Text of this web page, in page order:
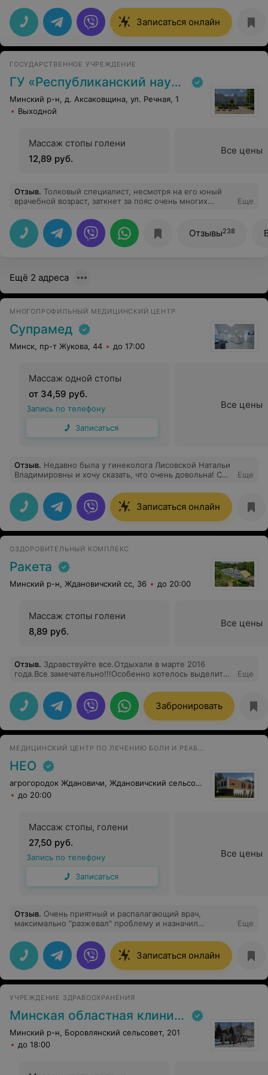
Платин, пока не вижу альтернативы. Мастер Виктория
профессионал высокого уровня, терпеливый и
кропотливый специалист, спасибо ей за внимание и
мастерство.
Записаться онлайн
ГОСУДАРСТВЕННОЕ УЧРЕЖДЕНИЕ
ГУ «Республиканский научно-практический центр медицинской экспертизы и реабилитаци»
Минский р-н, д. Аксаковщина, ул. Речная, 1
Выходной
Массаж стопы голени
12,89 руб.
Все цены
Отзыв. Толковый специалист, несмотря на его юный
врачебной возраст, заткнет за пояс очень многих
проводя всякие тесты. В итоге проблема в
тазобедренном суставе, и боль в колене пропала. Хотя
казалось бы, болит в колене, а проблема в тазу.
Однозначно рекомендую
Еще
Отзывы238
Ещё 2 адреса
МНОГОПРОФИЛЬНЫЙ МЕДИЦИНСКИЙ ЦЕНТР
Супрамед
Минск, пр-т Жукова, 44 до 17:00
Массаж одной стопы
от 34,59 руб.
Запись по телефону
Записаться
Все цены
Отзыв. Недавно была у гинеколога Лисовской Натальи
Владимировны и хочу сказать, что очень довольна! С
чувствовала себя комфортно и спокойно. Наталья
Владимировна внимательно выслушала все мои
вопросы и сразу же объяснила, как будет проходить
установка спирали. Доктор была очень
профессиональной и доброжелательной, что, конечно,
несколько полезных советов и ответила на все мои
вопросы. Огромное спасибо Лисовской за её заботу и
профессионализм.
Еще
Записаться онлайн
ОЗДОРОВИТЕЛЬНЫЙ КОМПЛЕКС
Ракета
Минский р-н, Ждановичский сс, 36 до 20:00
Массаж стопы голени
8,89 руб.
Все цены
Отзыв. Здравствуйте все.Отдыхали в марте 2016
года.Все замечательно!!!Особенно хотелось выделить
горничную 2 корпуса.Одна просьба:поставьте
пожалуйста банкомат. Очень неудобно ходить в
Белорусочку.Спасибо большое за отдых!!!
Еще
Забронировать
МЕДИЦИНСКИЙ ЦЕНТР ПО ЛЕЧЕНИЮ БОЛИ И РЕАБИЛИТАЦИИ
НЕО
агрогородок Ждановичи, Ждановичский сельсовет, 105
до 20:00
Массаж стопы, голени
27,50 руб.
Запись по телефону
Записаться
Все цены
Отзыв. Очень приятный и распалагающий врач,
максимально "разжевал" проблему и назначил
Еще
Записаться онлайн
УЧРЕЖДЕНИЕ ЗДРАВООХРАНЕНИЯ
Минская областная клиническая больница
Минский р-н, Боровлянский сельсовет, 201
до 18:00